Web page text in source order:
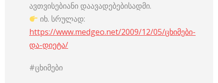
ავთვისებიანი დაავადებებისადმი.
იხ. სრულად:
https://www.medgeo.net/2009/12/05/ცხიმები-
და-დიეტა/
#ცხიმები